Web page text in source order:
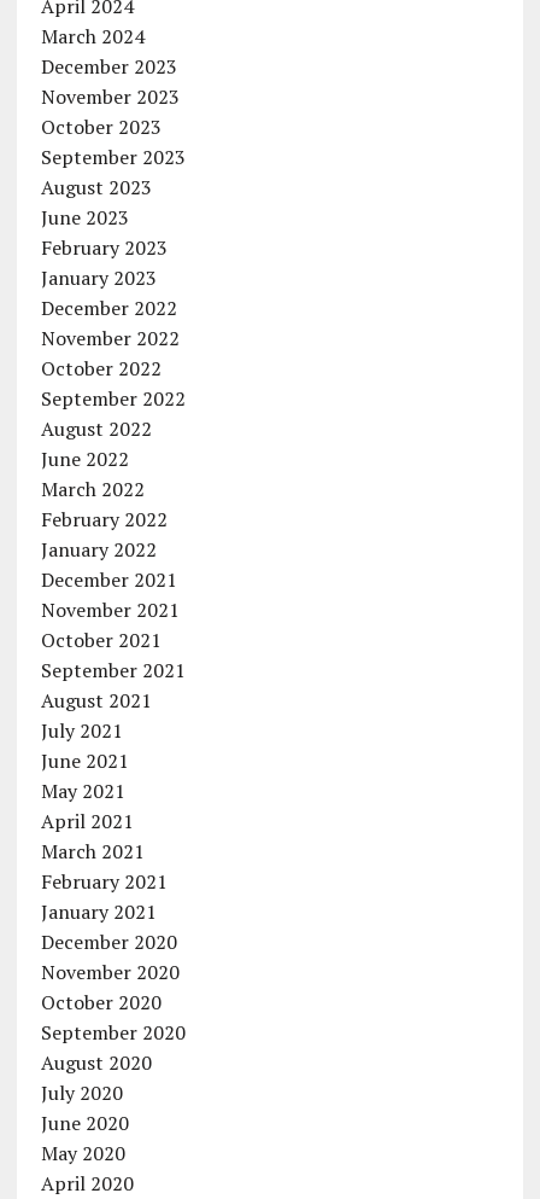
April 2024
March 2024
December 2023
November 2023
October 2023
September 2023
August 2023
June 2023
February 2023
January 2023
December 2022
November 2022
October 2022
September 2022
August 2022
June 2022
March 2022
February 2022
January 2022
December 2021
November 2021
October 2021
September 2021
August 2021
July 2021
June 2021
May 2021
April 2021
March 2021
February 2021
January 2021
December 2020
November 2020
October 2020
September 2020
August 2020
July 2020
June 2020
May 2020
April 2020